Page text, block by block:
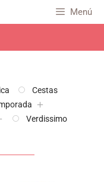
Menú
Cestas
Verdissimo